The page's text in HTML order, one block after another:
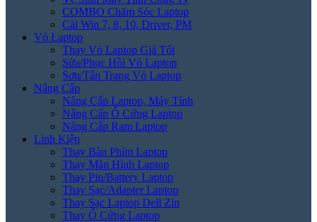
COMBO Chăm Sóc Laptop
Cài Win 7, 8, 10, Driver, PM
Vỏ Laptop
Thay Vỏ Laptop Giá Tốt
Sửa/Phục Hồi Vỏ Laptop
Sơn/Tân Trang Vỏ Laptop
Nâng Cấp
Nâng Cấp Laptop, Máy Tính
Nâng Cấp Ổ Cứng Laptop
Nâng Cấp Ram Laptop
Linh Kiện
Thay Bàn Phím Laptop
Thay Màn Hình Laptop
Thay Pin/Battery Laptop
Thay Sạc/Adapter Laptop
Thay Sạc Laptop Dell Zin
Thay Ổ Cứng Laptop